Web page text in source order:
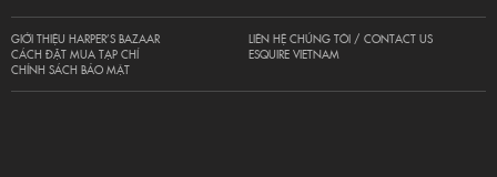
GIỚI THIỆU HARPER’S BAZAAR
CÁCH ĐẶT MUA TẠP CHÍ
CHÍNH SÁCH BẢO MẬT
LIÊN HỆ CHÚNG TÔI / CONTACT US
ESQUIRE VIETNAM